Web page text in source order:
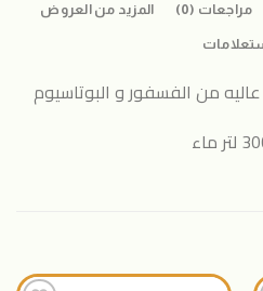
مراجعات (0) المزيد من العروض
من الفسفور و البوتاسيوم